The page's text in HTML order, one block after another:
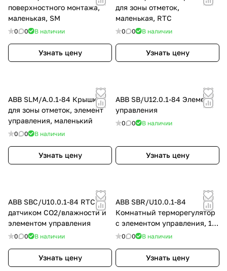
поверхностного монтажа,
маленькая, SM
0 0 В наличии
Узнать цену
для зоны отметок,
маленькая, RTC
0 0 В наличии
Узнать цену
ABB SLM/A.0.1-84 Крышка
для зоны отметок, элемент
управления, маленький
0 0 В наличии
Узнать цену
ABB SB/U12.0.1-84 Элемент
управления
0 0 В наличии
Узнать цену
ABB SBC/U10.0.1-84 RTC с
датчиком CO2/влажности и
элементом управления
0 0 В наличии
Узнать цену
ABB SBR/U10.0.1-84
Комнатный терморегулятор
с элементом управления, 10-
клавишный
0 0 В наличии
Узнать цену